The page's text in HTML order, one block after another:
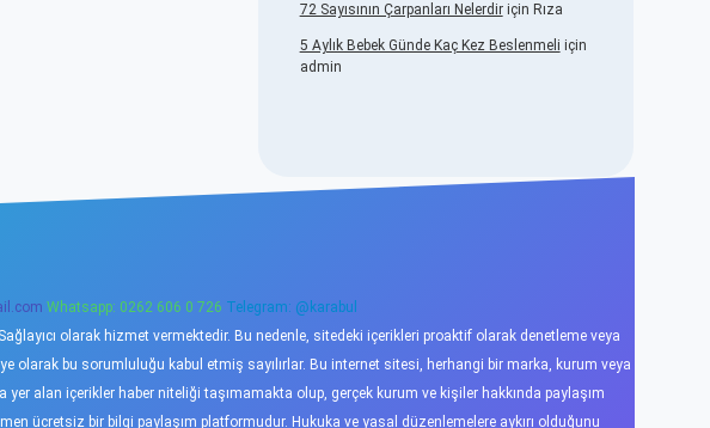
72 Sayısının Çarpanları Nelerdiriçin Rıza
5 Aylık Bebek Günde Kaç Kez Beslenmeli için
admin
Whatsapp: 0262 606 0 726 Telegram: @karabul
olarak hizmet vermektedir. Bu nedenle, sitedeki içerikleri proaktif olarak denetleme veya
olarak bu sorumluluğu kabul etmiş sayılırlar. Bu internet sitesi, herhangi bir marka, kurum veya
yer alan içerikler haber niteliği taşımamakta olup, gerçek kurum ve kişiler hakkında paylaşım
ücretsiz bir bilgi paylaşım platformudur. Hukuka ve yasal düzenlemelere aykırı olduğunu